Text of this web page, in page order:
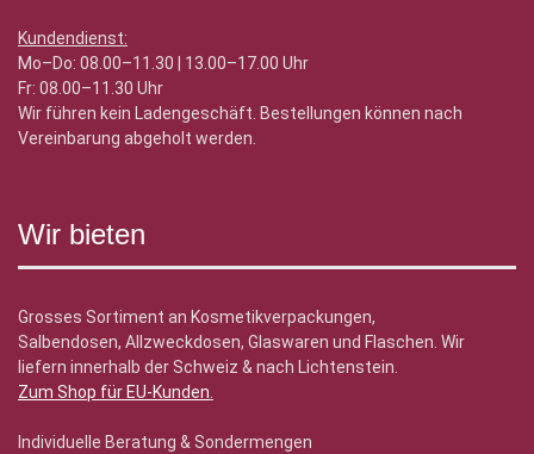
Kundendienst:
Mo–Do: 08.00–11.30 | 13.00–17.00 Uhr
Fr: 08.00–11.30 Uhr
Wir führen kein Ladengeschäft. Bestellungen können nach
Vereinbarung abgeholt werden.
Wir bieten
Grosses Sortiment an Kosmetikverpackungen,
Salbendosen, Allzweckdosen, Glaswaren und Flaschen. Wir
liefern innerhalb der Schweiz & nach Lichtenstein.
Zum Shop für EU-Kunden.
Individuelle Beratung & Sondermengen